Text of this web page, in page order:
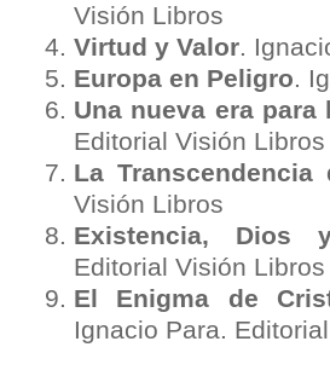
Visión Libros
Virtud y Valor.
Europa en Peligro.
Una nueva era
Editorial Visión Libros
La Transcendencia
Visión Libros
Existencia, Dios
Editorial Visión Libros
El Enigma de
Ignacio Para.